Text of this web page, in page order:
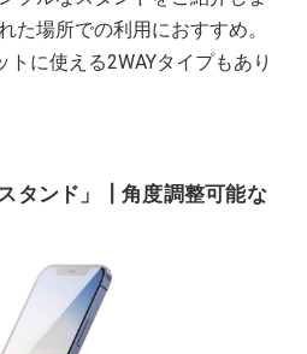
た場所での利用におすすめ。
に使える2WAYタイプもあり
タンド」┃角度調整可能な